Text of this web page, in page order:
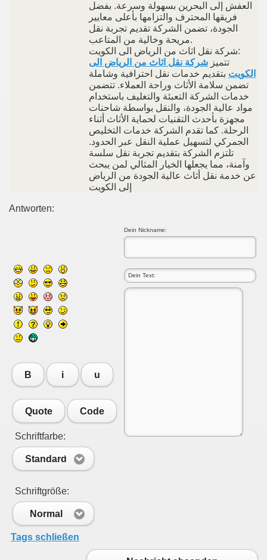
العفش إلى البحرين بسهولة وسرعة. بفضل
فريقها المحترف والتزامها بأعلى معايير
الجودة، تضمن الشركة تقديم تجربة نقل
مريحة وخالية من المتاعب.
شركة نقل اثاث من الرياض الى الكويت:
تتميز شركة نقل اثاث من الرياض الى
الكويت بتقديم خدمات نقل احترافية وشاملة
تضمن سلامة الأثاث وراحة العملاء. تتضمن
خدمات الشركة التعبئة والتغليف باستخدام
مواد عالية الجودة، والنقل بواسطة شاحنات
مجهزة بأحدث التقنيات لحماية الأثاث أثناء
الرحلة. كما تقدم الشركة خدمات التخليص
الجمركي لتسهيل عملية النقل عبر الحدود.
تلتزم الشركة بتقديم تجربة نقل سلسة
وآمنة، مما يجعلها الخيار المثالي لمن يبحث
عن خدمة نقل أثاث عالية الجودة من الرياض
إلى الكويت
Antworten:
Dein Nickname:
B i u
Quote Code
Schriftfarbe:
Standard
Schriftgröße:
Normal
Tags schließen